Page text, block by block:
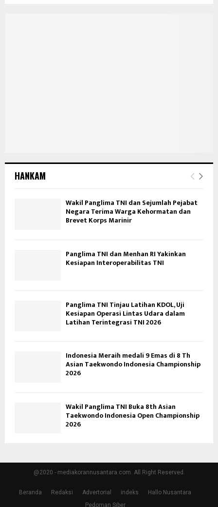
HANKAM
Wakil Panglima TNI dan Sejumlah Pejabat
Negara Terima Warga Kehormatan dan
Brevet Korps Marinir
Panglima TNI dan Menhan RI Yakinkan
Kesiapan Interoperabilitas TNI
Panglima TNI Tinjau Latihan KDOL, Uji
Kesiapan Operasi Lintas Udara dalam
Latihan Terintegrasi TNI 2026
Indonesia Meraih medali 9 Emas di 8 Th
Asian Taekwondo Indonesia Championship
2026
Wakil Panglima TNI Buka 8th Asian
Taekwondo Indonesia Open Championship
2026
@2020 - mediakorannusantara.com. All Right Reserved.
Beranda Redaksi Advertorial indeks
Hallo Nusantara
Pedoman Siber